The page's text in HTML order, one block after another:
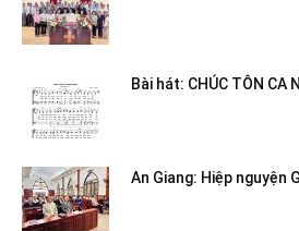
Bài hát: CHÚC TÔN CA
An Giang: Hiệp nguyện